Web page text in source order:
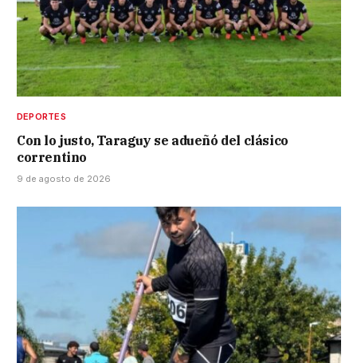
DEPORTES
Con lo justo, Taraguy se adueñó del clásico
correntino
9 de agosto de 2026